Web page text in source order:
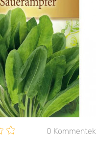
0 Kommentek